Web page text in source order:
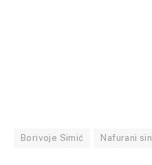
Borivoje Simić Nafurani sin